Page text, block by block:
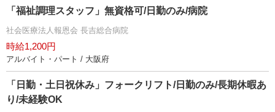
「福祉調理スタッフ」無資格可/日勤のみ/病院
社会医療法人報恩会 長吉総合病院
時給1,200円
アルバイト・パート / 大阪府
「日勤・土日祝休み」フォークリフト/日勤のみ/長期休暇あ
り/未経験OK